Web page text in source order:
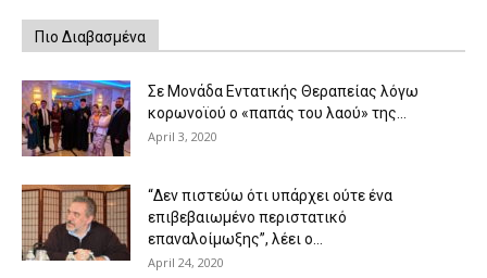
Πιο Διαβασμένα
Σε Μονάδα Εντατικής Θεραπείας λόγω
κορωνοϊού ο «παπάς του λαού» της...
April 3, 2020
“Δεν πιστεύω ότι υπάρχει ούτε ένα
επιβεβαιωμένο περιστατικό
επαναλοίμωξης”, λέει ο...
April 24, 2020